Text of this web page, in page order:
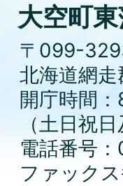
大空町
〒099-
北海道網
開庁時間
（土日祝
電話番号
ファック